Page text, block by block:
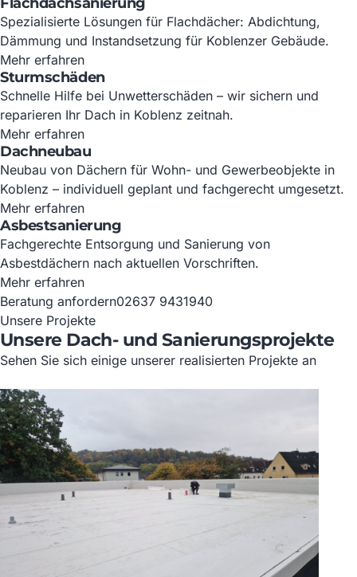
Spezialisierte Lösungen für Flachdächer: Abdichtung,
Dämmung und Instandsetzung für Koblenzer Gebäude.
Mehr erfahren
Sturmschäden
Schnelle Hilfe bei Unwetterschäden – wir sichern und
reparieren Ihr Dach in Koblenz zeitnah.
Mehr erfahren
Dachneubau
Neubau von Dächern für Wohn- und Gewerbeobjekte in
Koblenz – individuell geplant und fachgerecht umgesetzt.
Mehr erfahren
Asbestsanierung
Fachgerechte Entsorgung und Sanierung von
Asbestdächern nach aktuellen Vorschriften.
Mehr erfahren
Beratung anfordern02637 9431940
Unsere Projekte
Unsere Dach- und Sanierungsprojekte
Sehen Sie sich einige unserer realisierten Projekte an